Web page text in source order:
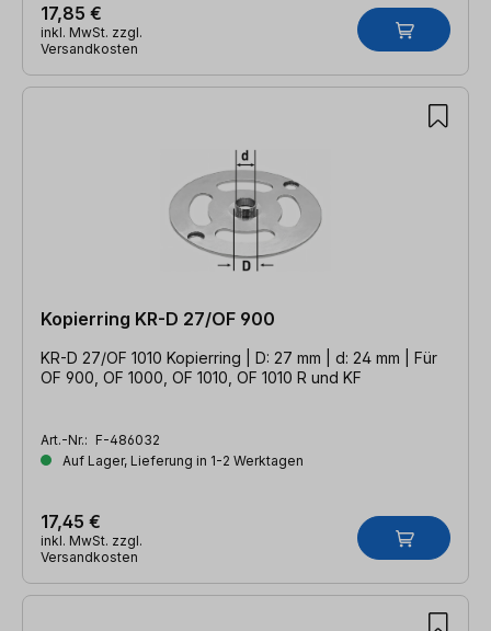
17,85 €
inkl. MwSt. zzgl.
Versandkosten
Kopierring KR-D 27/OF 900
KR-D 27/OF 1010 Kopierring | D: 27 mm | d: 24 mm | Für
OF 900, OF 1000, OF 1010, OF 1010 R und KF
Art.-Nr.: F-486032
Auf Lager, Lieferung in 1-2 Werktagen
17,45 €
inkl. MwSt. zzgl.
Versandkosten